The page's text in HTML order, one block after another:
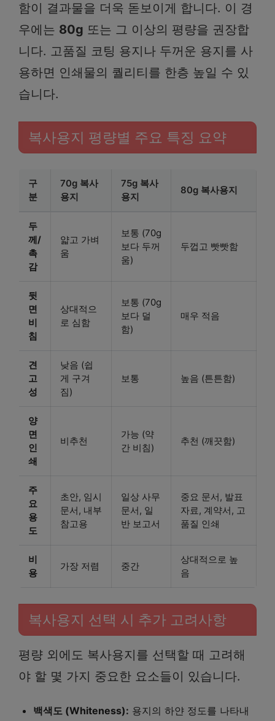
함이 결과물을 더욱 돋보이게 합니다. 이 경
우에는 80g 또는 그 이상의 평량을 권장합
니다. 고품질 코팅 용지나 두꺼운 용지를 사
용하면 인쇄물의 퀄리티를 한층 높일 수 있
습니다.
복사용지 평량별 주요 특징 요약
구
분
70g 복사
용지
75g 복사
용지
80g 복사용지
두
께/
촉
감
얇고 가벼
움
보통 (70g
보다 두꺼
움)
두껍고 빳빳함
뒷
면
비
침
상대적으
로 심함
보통 (70g
보다 덜
함)
매우 적음
견
고
성
낮음 (쉽
게 구겨
짐)
보통 높음 (튼튼함)
양
면
인
쇄
비추천
가능 (약
간 비침)
추천 (깨끗함)
주
요
용
도
초안, 임시
문서, 내부
참고용
일상 사무
문서, 일
반 보고서
중요 문서, 발표
자료, 계약서, 고
품질 인쇄
비
용
가장 저렴 중간
상대적으로 높
음
복사용지 선택 시 추가 고려사항
평량 외에도 복사용지를 선택할 때 고려해
야 할 몇 가지 중요한 요소들이 있습니다.
백색도 (Whiteness): 용지의 하얀 정도를 나타내